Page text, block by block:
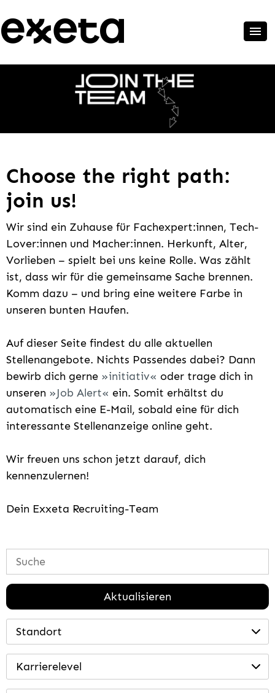
Choose the right path:
join us!
Wir sind ein Zuhause für Fachexpert:innen, Tech-
Lover:innen und Macher:innen. Herkunft, Alter,
Vorlieben – spielt bei uns keine Rolle. Was zählt
ist, dass wir für die gemeinsame Sache brennen.
Komm dazu – und bring eine weitere Farbe in
unseren bunten Haufen.
Auf dieser Seite findest du alle aktuellen
Stellenangebote. Nichts Passendes dabei? Dann
bewirb dich gerne
initiativ
oder trage dich in
unseren
Job Alert
ein. Somit erhältst du
automatisch eine E-Mail, sobald eine für dich
interessante Stellenanzeige online geht.
Wir freuen uns schon jetzt darauf, dich
kennenzulernen!
Dein Exxeta Recruiting-Team
Aktualisieren
Standort
Karrierelevel